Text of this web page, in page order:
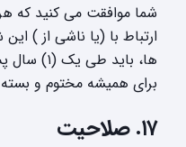
شما موافقت می کنید که
ارتباط با (یا ناشی از )
ها، باید
برای همیشه مختوم و
۱۷. صلاحیت